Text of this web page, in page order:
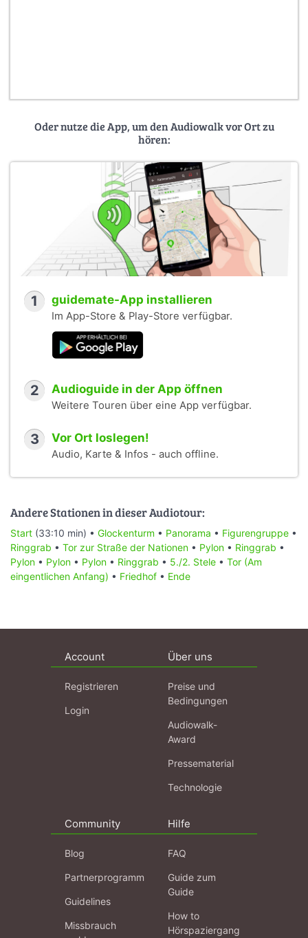
Oder nutze die App, um den Audiowalk vor Ort zu
hören:
1 guidemate-App installieren
Im App-Store & Play-Store verfügbar.
2 Audioguide in der App öffnen
Weitere Touren über eine App verfügbar.
3 Vor Ort loslegen!
Audio, Karte & Infos - auch offline.
Andere Stationen in dieser Audiotour:
Start (33:10 min) • Glockenturm • Panorama • Figurengruppe •
Ringgrab • Tor zur Straße der Nationen • Pylon • Ringgrab •
Pylon • Pylon • Pylon • Ringgrab • 5./2. Stele • Tor (Am
eingentlichen Anfang) • Friedhof • Ende
Account
Registrieren
Login
Über uns
Preise und
Bedingungen
Audiowalk-
Award
Pressematerial
Technologie
Community
Blog
Partnerprogramm
Guidelines
Missbrauch
Hilfe
FAQ
Guide zum
Guide
How to
Hörspaziergang